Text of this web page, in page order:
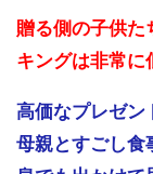
贈る側の子供た
キングは非常に
高価なプレゼン
母親とすごし食